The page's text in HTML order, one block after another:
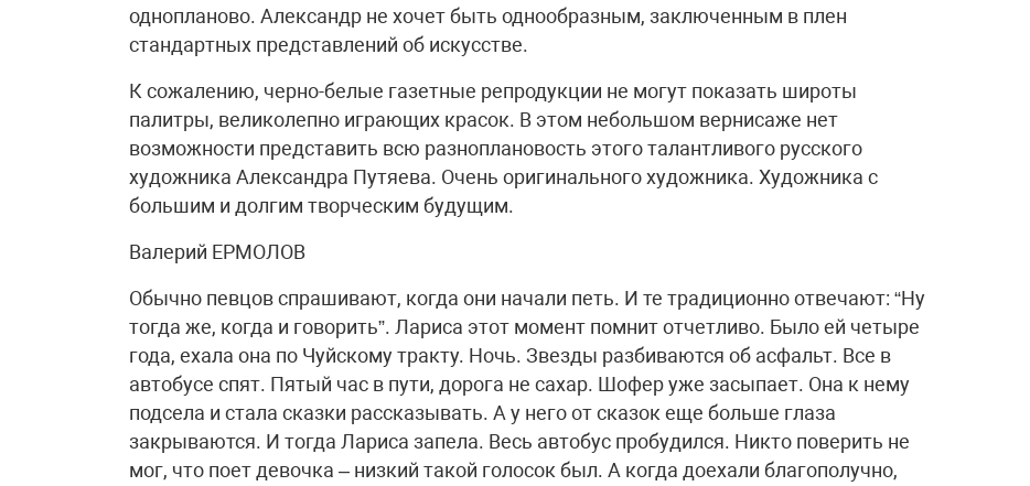
однопланово. Александр не хочет быть однообразным, заключенным в плен
стандартных представлений об искусстве.
К сожалению, черно-белые газетные репродукции не могут показать широты
палитры, великолепно играющих красок. В этом небольшом вернисаже нет
возможности представить всю разноплановость этого талантливого русского
художника Александра Путяева. Очень оригинального художника. Художника с
большим и долгим творческим будущим.
Валерий ЕРМОЛОВ
Обычно певцов спрашивают, когда они начали петь. И те традиционно отвечают: “Ну
тогда же, когда и говорить”. Лариса этот момент помнит отчетливо. Было ей четыре
года, ехала она по Чуйскому тракту. Ночь. Звезды разбиваются об асфальт. Все в
автобусе спят. Пятый час в пути, дорога не сахар. Шофер уже засыпает. Она к нему
подсела и стала сказки рассказывать. А у него от сказок еще больше глаза
закрываются. И тогда Лариса запела. Весь автобус пробудился. Никто поверить не
мог, что поет девочка – низкий такой голосок был. А когда доехали благополучно,